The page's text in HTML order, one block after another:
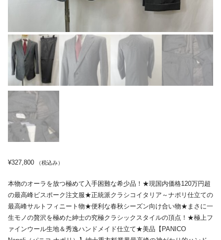
¥327,800 （税込み）
本物のオーラを放つ極めて入手困難な希少品！★現国内価格120万円超
の最高峰ビスポーク注文服★正統派クラシコイタリア～ナポリ仕立ての
最高峰サルトフィニート物★便利な春秋シーズン向け合い物★まさに一
生モノの贅沢を極めた紳士の究極クラシックスタイルの頂点！★極上フ
ァインウール生地＆秀逸ハンドメイド仕立て★美品【PANICO